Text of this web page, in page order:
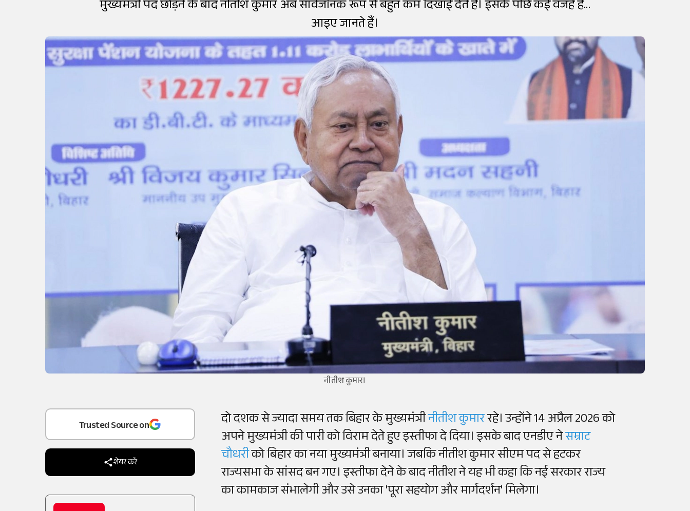
मुख्यमंत्री पद छोड़ने के बाद नीतीश कुमार अब सार्वजनिक रूप से बहुत कम दिखाई देते हैं। इसके पीछे कई वजहें हैं...
आइए जानते हैं।
नीतीश कुमार।
Trusted Source on
शेयर करें
दो दशक से ज्यादा समय तक बिहार के मुख्यमंत्रीनीतीश कुमाररहे। उन्होंने 14 अप्रैल 2026 को
अपने मुख्यमंत्री की पारी को विराम देते हुए इस्तीफा दे दिया। इसके बाद एनडीए नेसम्राट
चौधरीको बिहार का नया मुख्यमंत्री बनाया। जबकि नीतीश कुमार सीएम पद से हटकर
राज्यसभा के सांसद बन गए। इस्तीफा देने के बाद नीतीश ने यह भी कहा कि नई सरकार राज्य
का कामकाज संभालेगी और उसे उनका 'पूरा सहयोग और मार्गदर्शन' मिलेगा।